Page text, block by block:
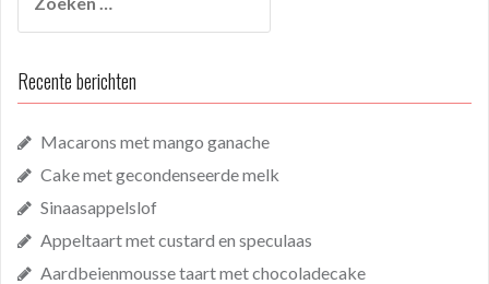
naar:
Recente berichten
Macarons met mango ganache
Cake met gecondenseerde melk
Sinaasappelslof
Appeltaart met custard en speculaas
Aardbeienmousse taart met chocoladecake